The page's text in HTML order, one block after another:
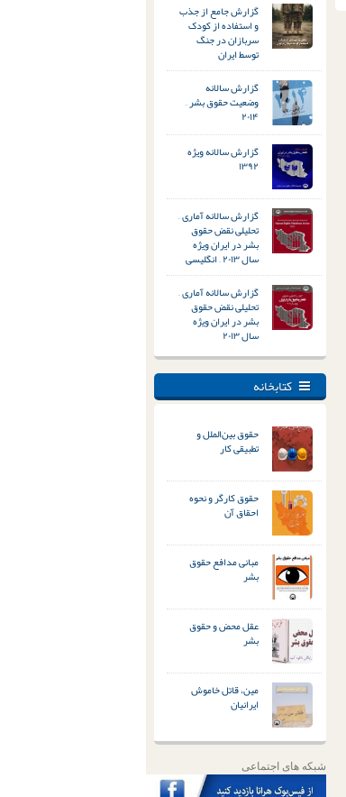
گزارش جامع از جذب
و استفاده از کودک
سربازان در جنگ
توسط ایران
گزارش سالانه
وضعیت حقوق بشر –
۲۰۱۴
گزارش سالانه ویژه
۱۳۹۲
گزارش سالانه آماری –
تحلیلی نقض حقوق
بشر در ایران ویژه
سال ۲۰۱۳ – انگلیسی
گزارش سالانه آماری –
تحلیلی نقض حقوق
بشر در ایران ویژه
سال ۲۰۱۳
کتابخانه
حقوق بین‌الملل و
تطبیقی کار
حقوق کارگر و نحوه
احقاق آن
مبانی مدافع حقوق
بشر
عقل محض و حقوق
بشر
مین، قاتل خاموش
ایرانیان
شبکه های اجتماعی